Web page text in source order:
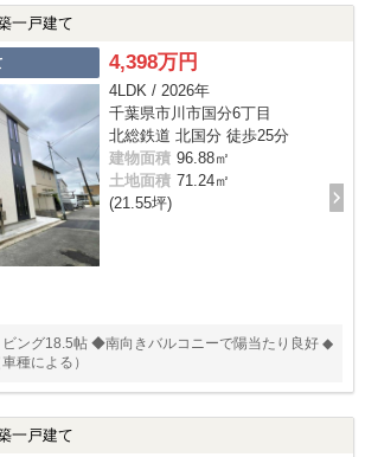
一戸建て
4,398万円
4LDK / 2026年
千葉県市川市国分6丁目
北総鉄道 北国分 徒歩25分
建物面積 96.88㎡
土地面積 71.24㎡
(21.55坪)
ング18.5帖 ◆南向きバルコニーで陽当たり良好 ◆
種による）
一戸建て